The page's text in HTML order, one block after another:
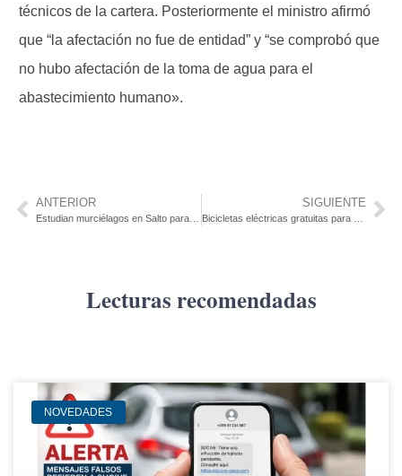
técnicos de la cartera. Posteriormente el ministro afirmó
que “la afectación no fue de entidad” y “se comprobó que
no hubo afectación de la toma de agua para el
abastecimiento humano».
ANTERIOR SIGUIENTE
Lecturas recomendadas
NOVEDADES